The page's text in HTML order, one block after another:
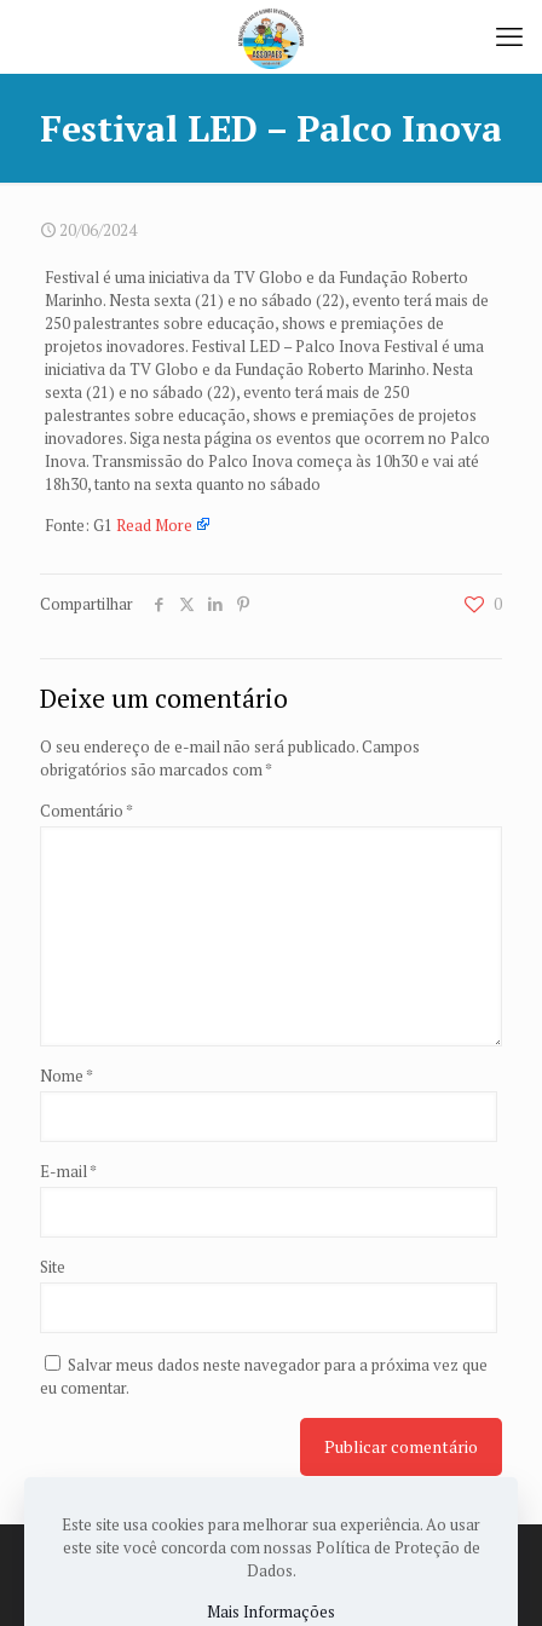
Festival LED – Palco Inova
20/06/2024
Festival é uma iniciativa da TV Globo e da Fundação Roberto
Marinho. Nesta sexta (21) e no sábado (22), evento terá mais de
250 palestrantes sobre educação, shows e premiações de
projetos inovadores. Festival LED – Palco Inova Festival é uma
iniciativa da TV Globo e da Fundação Roberto Marinho. Nesta
sexta (21) e no sábado (22), evento terá mais de 250
palestrantes sobre educação, shows e premiações de projetos
inovadores. Siga nesta página os eventos que ocorrem no Palco
Inova. Transmissão do Palco Inova começa às 10h30 e vai até
18h30, tanto na sexta quanto no sábado
Fonte: G1 Read More
Compartilhar 0
Deixe um comentário
O seu endereço de e-mail não será publicado.Campos
obrigatórios são marcados com*
Comentário *
Nome *
E-mail*
Site
Salvar meus dados neste navegador para a próxima vez que
eu comentar.
Este site usa cookies para melhorar sua experiência. Ao usar
este site você concorda com nossas Política de Proteção de
Dados.
Mais Informações